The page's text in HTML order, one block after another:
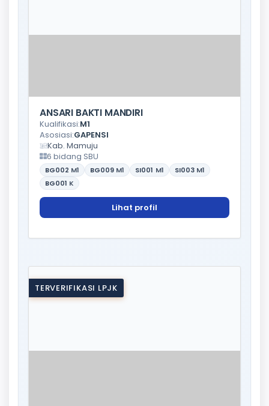
ANSARI BAKTI MANDIRI
Kualifikasi:M1
Asosiasi:GAPENSI
Kab. Mamuju
6 bidang SBU
BG002 M1 BG009 M1 SI001 M1 SI003 M1
BG001 K
Lihat profil
TERVERIFIKASI LPJK